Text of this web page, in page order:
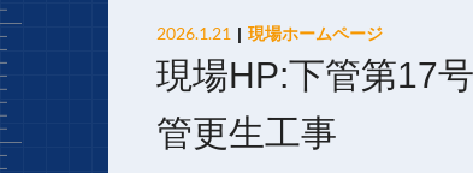
2026.1.21 現場ホームページ
現場HP:下管第17
管更生工事